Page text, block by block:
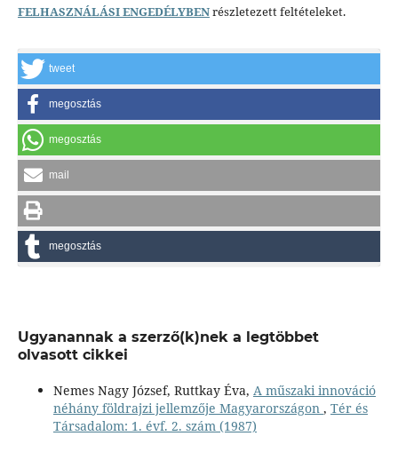
FELHASZNÁLÁSI ENGEDÉLYBENrészletezett feltételeket.
tweet
megosztás
megosztás
mail
megosztás
Ugyanannak a szerző(k)nek a legtöbbet
olvasott cikkei
Nemes Nagy József, Ruttkay Éva, A műszaki innováció
néhány földrajzi jellemzője Magyarországon , Tér és
Társadalom: 1. évf. 2. szám (1987)